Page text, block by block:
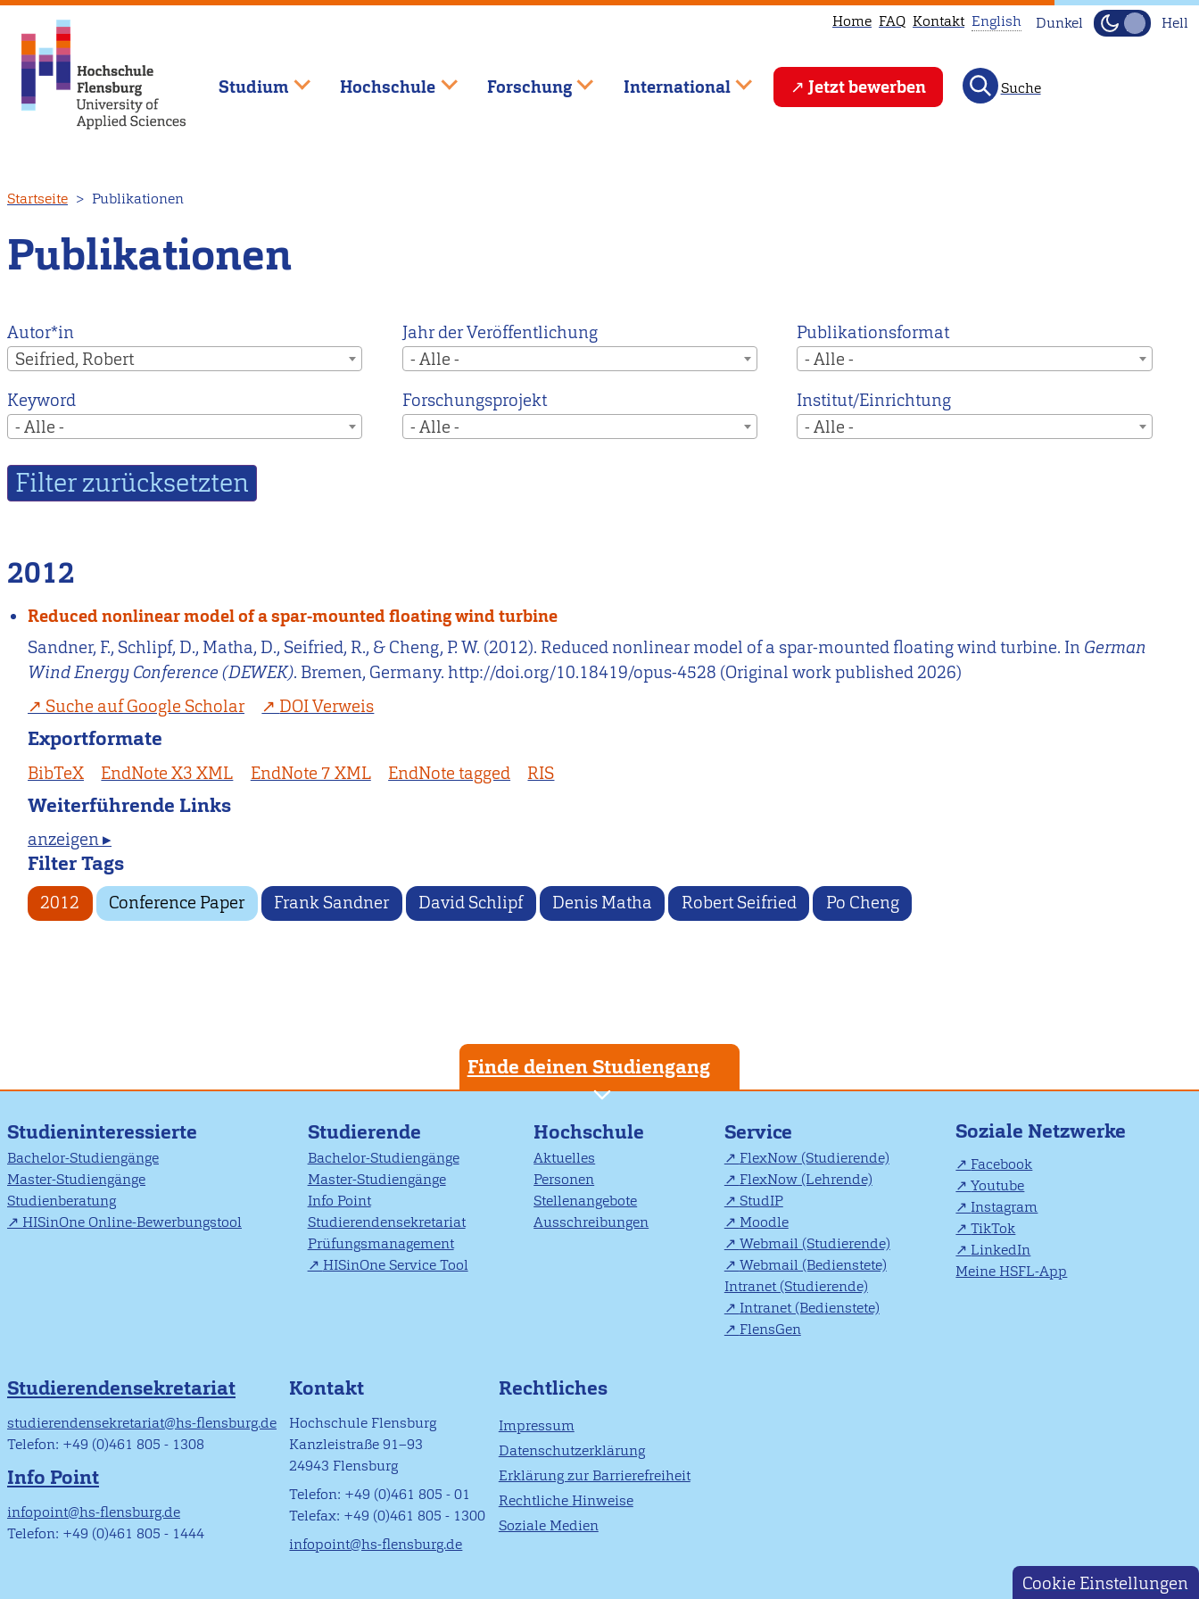
zum
Inhalt
Home FAQ Kontakt
This
page
main
page
English Dunkel Hell
Studium Hochschule Forschung International Jetzt bewerben Suche
Startseite Publikationen
Publikationen
Autor*in
Seifried, Robert
Jahr der Veröffentlichung
- Alle -
Publikationsformat
- Alle -
Keyword
- Alle -
Forschungsprojekt
- Alle -
Institut/Einrichtung
- Alle -
2012
Reduced nonlinear model of a spar-mounted floating wind turbine
Sandner, F., Schlipf, D., Matha, D., Seifried, R., & Cheng, P. W. (2012). Reduced nonlinear model of a spar-mounted floating wind turbine. In German
Wind Energy Conference (DEWEK). Bremen, Germany. http://doi.org/10.18419/opus-4528 (Original work published 2026)
Suche auf Google Scholar
DOI Verweis
Exportformate
BibTeX EndNote X3 XML EndNote 7 XML EndNote tagged RIS
Weiterführende Links
anzeigen ▸
Filter Tags
2012 Conference Paper Frank Sandner David Schlipf Denis Matha Robert Seifried Po Cheng
Finde deinen Studiengang
Studieninteressierte
Bachelor-Studiengänge
Master-Studiengänge
Studienberatung
HISinOne Online-Bewerbungstool
Studierende
Bachelor-Studiengänge
Master-Studiengänge
Info Point
Studierendensekretariat
Prüfungsmanagement
HISinOne Service Tool
Hochschule
Aktuelles
Personen
Stellenangebote
Ausschreibungen
Service
FlexNow (Studierende)
FlexNow (Lehrende)
StudIP
Moodle
Webmail (Studierende)
Webmail (Bedienstete)
Intranet (Studierende)
Intranet (Bedienstete)
FlensGen
Soziale Netzwerke
Facebook
Youtube
Instagram
TikTok
LinkedIn
Meine HSFL-App
Cookie Einstellungen
Studierendensekretariat
studierendensekretariat@hs-flensburg.de
Telefon: +49 (0)461 805 - 1308
Info Point
infopoint@hs-flensburg.de
Telefon: +49 (0)461 805 - 1444
Kontakt
Hochschule Flensburg
Kanzleistraße 91–93
24943 Flensburg
Telefon: +49 (0)461 805 - 01
Telefax: +49 (0)461 805 - 1300
infopoint@hs-flensburg.de
Rechtliches
Impressum
Datenschutzerklärung
Erklärung zur Barrierefreiheit
Rechtliche Hinweise
Soziale Medien